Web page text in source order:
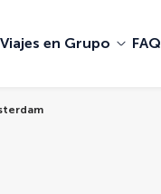
Viajes en Grupo FAQ